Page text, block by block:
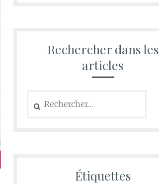
Rechercher dans les
articles
Étiquettes